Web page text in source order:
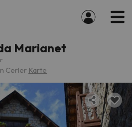
Marianet
Cerler Karte